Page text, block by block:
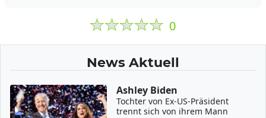
0
News Aktuell
Ashley Biden
Tochter von Ex-US-Präsident
trennt sich von ihrem Mann